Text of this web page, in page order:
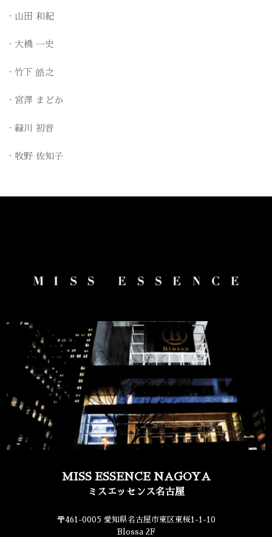
山田 和紀
大橋 一史
竹下 皓之
宮澤 まどか
緑川 初音
牧野 佐知子
MISS ESSENCE NAGOYA
ミスエッセンス名古屋
〒461-0005 愛知県名古屋市東区東桜1-1-10
Blossa 2F